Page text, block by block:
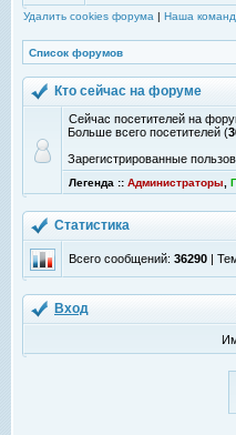
Удалить cookies форума | Наша
Список форумов
Кто сейчас на форуме
Сейчас посетителей на
Больше всего посетителей (
Зарегистрированные
Легенда :: Администраторы
Статистика
Всего сообщений: 36290 |
Вход